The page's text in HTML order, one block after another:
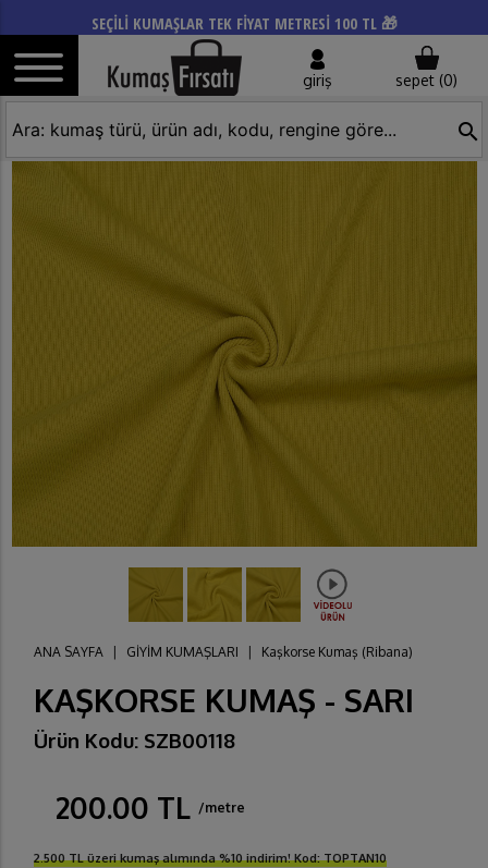
SEÇİLİ KUMAŞLAR TEK FİYAT METRESİ 100 TL 🎁
giriş sepet (0)
search
ANA SAYFA GİYİM KUMAŞLARI Kaşkorse Kumaş (Ribana)
KAŞKORSE KUMAŞ - SARI
Ürün Kodu: SZB00118
200.00 TL /metre
2.500 TL üzeri kumaş alımında %10 indirim! Kod: TOPTAN10